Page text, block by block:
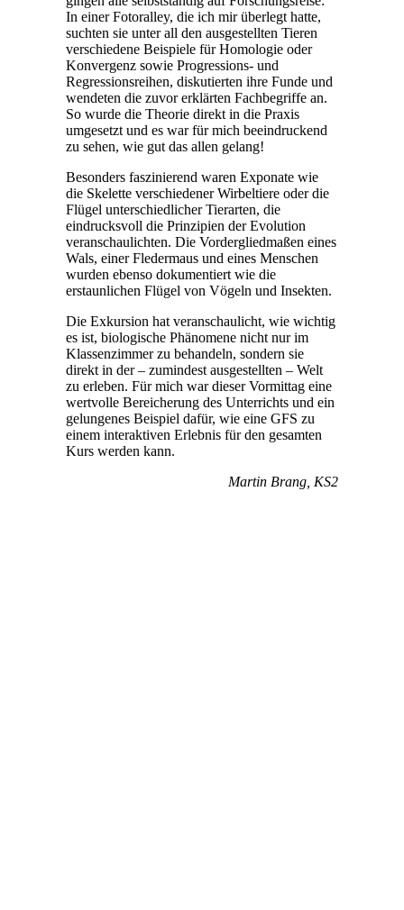
In einer Fotoralley, die ich mir überlegt hatte,
suchten sie unter all den ausgestellten Tieren
verschiedene Beispiele für Homologie oder
Konvergenz sowie Progressions- und
Regressionsreihen, diskutierten ihre Funde und
wendeten die zuvor erklärten Fachbegriffe an.
So wurde die Theorie direkt in die Praxis
umgesetzt und es war für mich beeindruckend
zu sehen, wie gut das allen gelang!
Besonders faszinierend waren Exponate wie
die Skelette verschiedener Wirbeltiere oder die
Flügel unterschiedlicher Tierarten, die
eindrucksvoll die Prinzipien der Evolution
veranschaulichten. Die Vordergliedmaßen eines
Wals, einer Fledermaus und eines Menschen
wurden ebenso dokumentiert wie die
erstaunlichen Flügel von Vögeln und Insekten.
Die Exkursion hat veranschaulicht, wie wichtig
es ist, biologische Phänomene nicht nur im
Klassenzimmer zu behandeln, sondern sie
direkt in der – zumindest ausgestellten – Welt
zu erleben. Für mich war dieser Vormittag eine
wertvolle Bereicherung des Unterrichts und ein
gelungenes Beispiel dafür, wie eine GFS zu
einem interaktiven Erlebnis für den gesamten
Kurs werden kann.
Martin Brang, KS2